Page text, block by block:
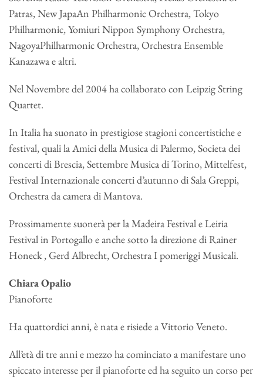
Patras, New JapaAn Philharmonic Orchestra, Tokyo
Philharmonic, Yomiuri Nippon Symphony Orchestra,
NagoyaPhilharmonic Orchestra, Orchestra Ensemble
Kanazawa e altri.
Nel Novembre del 2004 ha collaborato con Leipzig String
Quartet.
In Italia ha suonato in prestigiose stagioni concertistiche e
festival, quali la Amici della Musica di Palermo, Societa dei
concerti di Brescia, Settembre Musica di Torino, Mittelfest,
Festival Internazionale concerti d’autunno di Sala Greppi,
Orchestra da camera di Mantova.
Prossimamente suonerà per la Madeira Festival e Leiria
Festival in Portogallo e anche sotto la direzione di Rainer
Honeck , Gerd Albrecht, Orchestra I pomeriggi Musicali.
Chiara Opalio
Pianoforte
Ha quattordici anni, è nata e risiede a Vittorio Veneto.
All’età di tre anni e mezzo ha cominciato a manifestare uno
spiccato interesse per il pianoforte ed ha seguito un corso per